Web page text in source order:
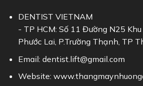
DENTIST VIETNAM
- TP HCM: Số 11 Đường N25 Khu
Phước Lai, P.Trường Thạnh, TP
Email: dentist.lift@gmail.com
Website: